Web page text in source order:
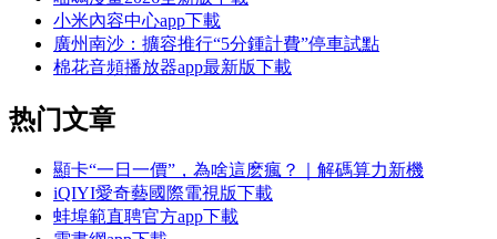
小米內容中心app下載
廣州南沙：擴容推行“5分鍾計費”停車試點
棉花音頻播放器app最新版下載
热门文章
顯卡“一日一價”，為啥這麽瘋？｜解碼算力新機
iQIYI愛奇藝國際電視版下載
蚌埠範直聘官方app下載